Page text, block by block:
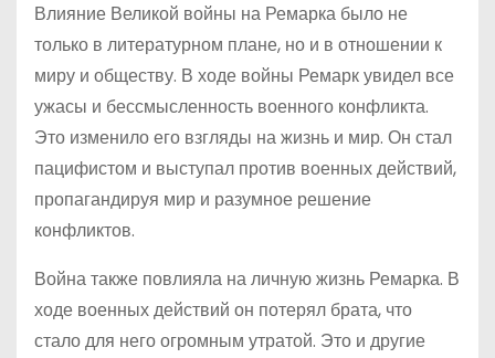
Влияние Великой войны на Ремарка было не
только в литературном плане, но и в отношении к
миру и обществу. В ходе войны Ремарк увидел все
ужасы и бессмысленность военного конфликта.
Это изменило его взгляды на жизнь и мир. Он стал
пацифистом и выступал против военных действий,
пропагандируя мир и разумное решение
конфликтов.
Война также повлияла на личную жизнь Ремарка. В
ходе военных действий он потерял брата, что
стало для него огромным утратой. Это и другие